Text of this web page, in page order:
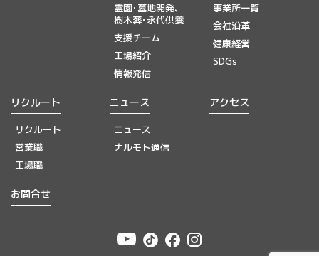
霊園･墓地開発、
樹木葬･永代供養
支援チーム
工場紹介
情報発信
事業所一覧
会社沿革
健康経営
SDGs
リクルート
リクルート
営業職
工場職
ニュース
ニュース
ナルモト通信
アクセス
お問合せ